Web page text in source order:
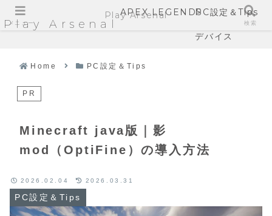
Play Arsenal
APEX LEGENDSPC設定＆Tips
デバイス
Home PC設定＆Tips
PR
Minecraft java版｜影
mod（OptiFine）の導入方法
PC設定＆Tips
2026.02.04 2026.03.31
メニュー
Play Arsenal
検索